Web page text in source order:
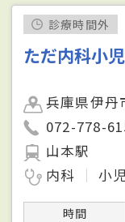
診療時間外
ただ内科小
兵庫県伊丹
072-778-
山本駅
内科
小
時間